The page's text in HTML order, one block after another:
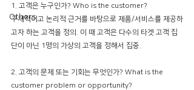
Others
1. 고객은 누구인가? Who is the customer?
구체적이고 논리적 근거를 바탕으로 제품/서비스를 제공하
고자 하는 고객을 정의. 이 때 고객은 다수의 타겟 고객 집
단이 아닌 1명의 가상의 고객을 정해서 집중.
2. 고객의 문제 또는 기회는 무엇인가? What is the
customer problem or opportunity?